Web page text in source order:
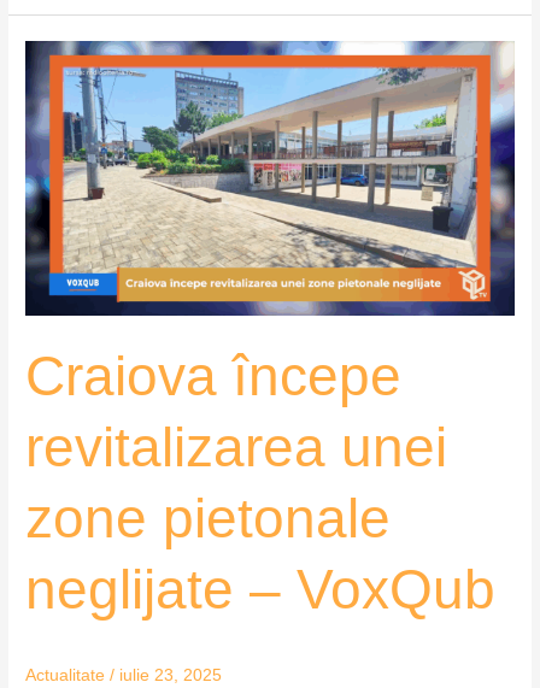
Craiova începe
revitalizarea unei
zone pietonale
neglijate – VoxQub
Actualitate / iulie 23, 2025
Craiova
începe
revitalizarea
zone
pietonale
neglijate
–
VoxQub